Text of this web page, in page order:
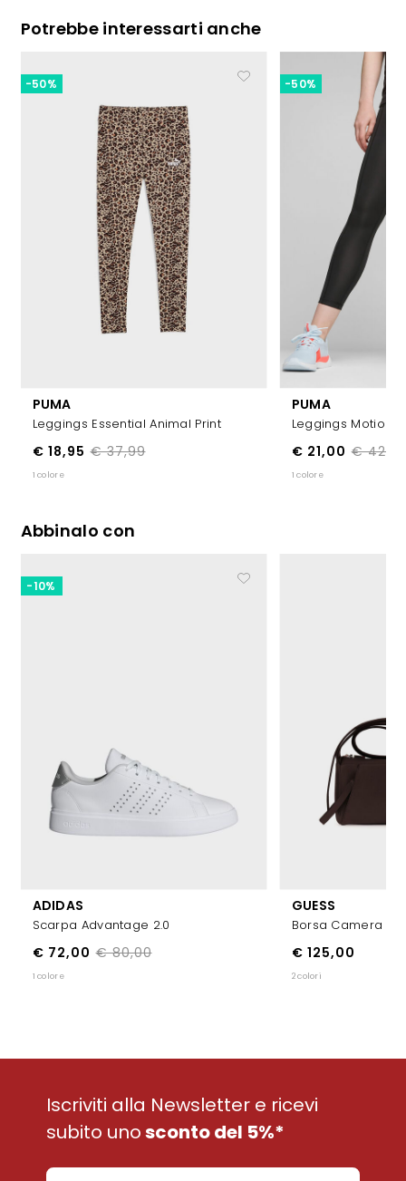
Potrebbe interessarti anche
PUMA
Leggings Essential Animal Print
€ 37,99
€ 18,95
-50%
1 colore
PUMA
Leggings Motion
€
€ 21,00
-50%
1 colore
Abbinalo con
ADIDAS
Scarpa Advantage 2.0
€ 80,00
€ 72,00
-10%
1 colore
GUESS
Borsa Camera
€ 125,00
2 colori
Iscriviti alla Newsletter e ricevi
subito unosconto del 5%*